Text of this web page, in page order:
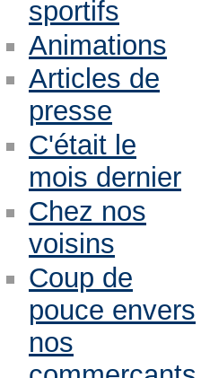
sportifs
Animations
Articles de
presse
C'était le
mois dernier
Chez nos
voisins
Coup de
pouce envers
nos